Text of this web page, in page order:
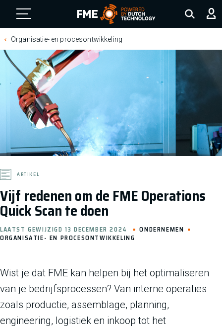
FME Logo, to the homepage
Organisatie- en procesontwikkeling
Vijf redenen om de FME Operations
Quick Scan te doen
ARTIKEL
LAATST GEWIJZIGD 13 DECEMBER 2024
ONDERNEMEN
ORGANISATIE- EN PROCESONTWIKKELING
Wist je dat FME kan helpen bij het optimaliseren
van je bedrijfsprocessen? Van interne operaties
zoals productie, assemblage, planning,
engineering, logistiek en inkoop tot het